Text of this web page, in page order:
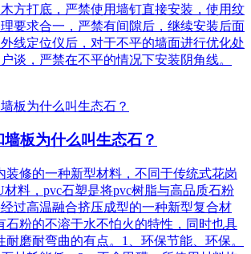
方打底，严禁使用墙钉直接安装，使用纹
要求合一，严禁有间隙后，继续安装后面
线定位仪后，对于不平的墙面进行优化处
谈，严禁在不平的情况下安装阴角线。
板为什么叫生态石？
装修的一种新型材料，不同于传统式花岗
料，pvc石塑是将pvc树脂与高品质石粉
过高温融合挤压成型的一种新型复合材
石粉的不溶于水不怕火的特性，同时也具
耐磨耐弯曲的有点。1、环保节能、环保。